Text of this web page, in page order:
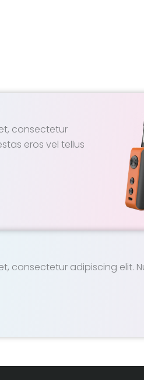
consectetur
eros vel tellus
consectetur adipiscing elit.